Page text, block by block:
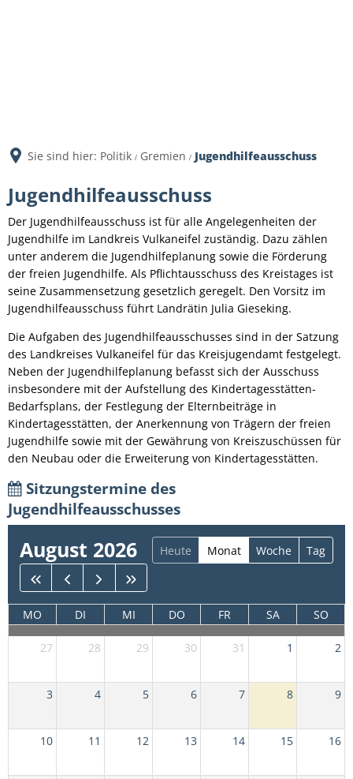
Sie sind hier: Politik Gremien Jugendhilfeausschuss
Jugendhilfeausschuss
Jugendhilfeausschuss
Der Jugendhilfeausschuss ist für alle Angelegenheiten der
Jugendhilfe im Landkreis Vulkaneifel zuständig. Dazu zählen
unter anderem die Jugendhilfeplanung sowie die Förderung
der freien Jugendhilfe. Als Pflichtausschuss des Kreistages ist
seine Zusammensetzung gesetzlich geregelt. Den Vorsitz im
Jugendhilfeausschuss führt Landrätin Julia Gieseking.
Die Aufgaben des Jugendhilfeausschusses sind in der Satzung
des Landkreises Vulkaneifel für das Kreisjugendamt festgelegt.
Neben der Jugendhilfeplanung befasst sich der Ausschuss
insbesondere mit der Aufstellung des Kindertagesstätten-
Bedarfsplans, der Festlegung der Elternbeiträge in
Kindertagesstätten, der Anerkennung von Trägern der freien
Jugendhilfe sowie mit der Gewährung von Kreiszuschüssen für
den Neubau oder die Erweiterung von Kindertagesstätten.
Sitzungstermine des
Jugendhilfeausschusses
August 2026 Heute Monat Woche Tag
MO DI MI DO FR SA SO
27 28 29 30 31 1 2
3 4 5 6 7 8 9
10 11 12 13 14 15 16